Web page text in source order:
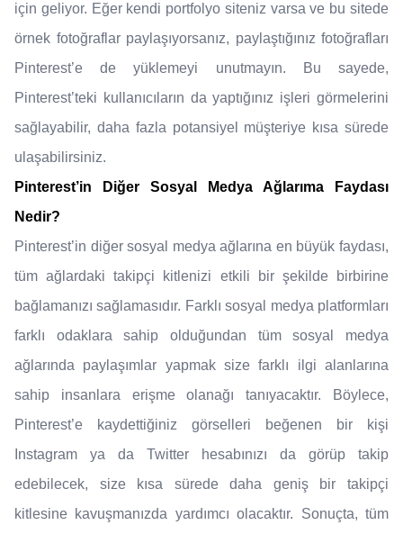
için geliyor. Eğer kendi portfolyo siteniz varsa ve bu sitede
örnek fotoğraflar paylaşıyorsanız, paylaştığınız fotoğrafları
Pinterest’e de yüklemeyi unutmayın. Bu sayede,
Pinterest’teki kullanıcıların da yaptığınız işleri görmelerini
sağlayabilir, daha fazla potansiyel müşteriye kısa sürede
ulaşabilirsiniz.
Pinterest’in Diğer Sosyal Medya Ağlarıma Faydası
Nedir?
Pinterest’in diğer sosyal medya ağlarına en büyük faydası,
tüm ağlardaki takipçi kitlenizi etkili bir şekilde birbirine
bağlamanızı sağlamasıdır. Farklı sosyal medya platformları
farklı odaklara sahip olduğundan tüm sosyal medya
ağlarında paylaşımlar yapmak size farklı ilgi alanlarına
sahip insanlara erişme olanağı tanıyacaktır. Böylece,
Pinterest’e kaydettiğiniz görselleri beğenen bir kişi
Instagram ya da Twitter hesabınızı da görüp takip
edebilecek, size kısa sürede daha geniş bir takipçi
kitlesine kavuşmanızda yardımcı olacaktır. Sonuçta, tüm